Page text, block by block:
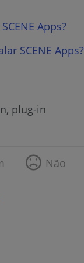
Apps?
SCENE Apps?
plug-in
Não